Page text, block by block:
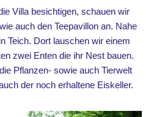
Villa besichtigen, schauen wir
auch den Teepavillon an. Nahe
Teich. Dort lauschen wir einem
zwei Enten die ihr Nest bauen.
Pflanzen- sowie auch Tierwelt
der noch erhaltene Eiskeller.